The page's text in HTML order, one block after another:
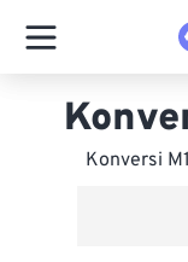
Konversi